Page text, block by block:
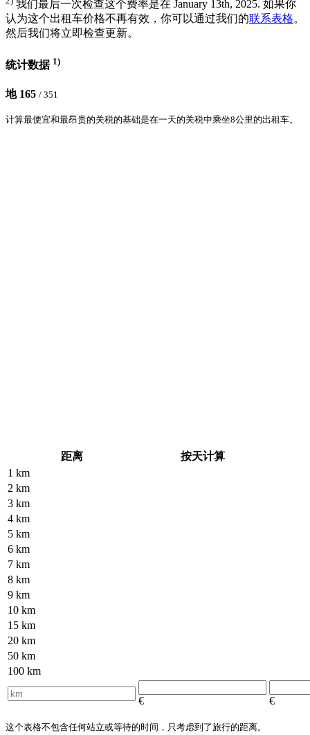
我们最后一次检查这个费率是在 January 13th, 2025. 如果你
认为这个出租车价格不再有效，你可以通过我们的联系表格。
然后我们将立即检查更新。
统计数据 1)
地 165 / 351
计算最便宜和最昂贵的关税的基础是在一天的关税中乘坐8公里的出租车。
距离
按天计算
1 km
2 km
3 km
4 km
5 km
6 km
7 km
8 km
9 km
10 km
15 km
20 km
50 km
100 km
€ €
这个表格不包含任何站立或等待的时间，只考虑到了旅行的距离。